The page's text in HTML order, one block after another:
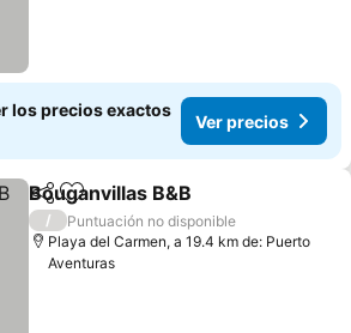
los precios exactos
Ver precios
CompartirAgregar a favoritos
Bouganvillas B&B
/
Puntuación no disponible
Playa del Carmen, a 19.4 km de: Puerto
Aventuras